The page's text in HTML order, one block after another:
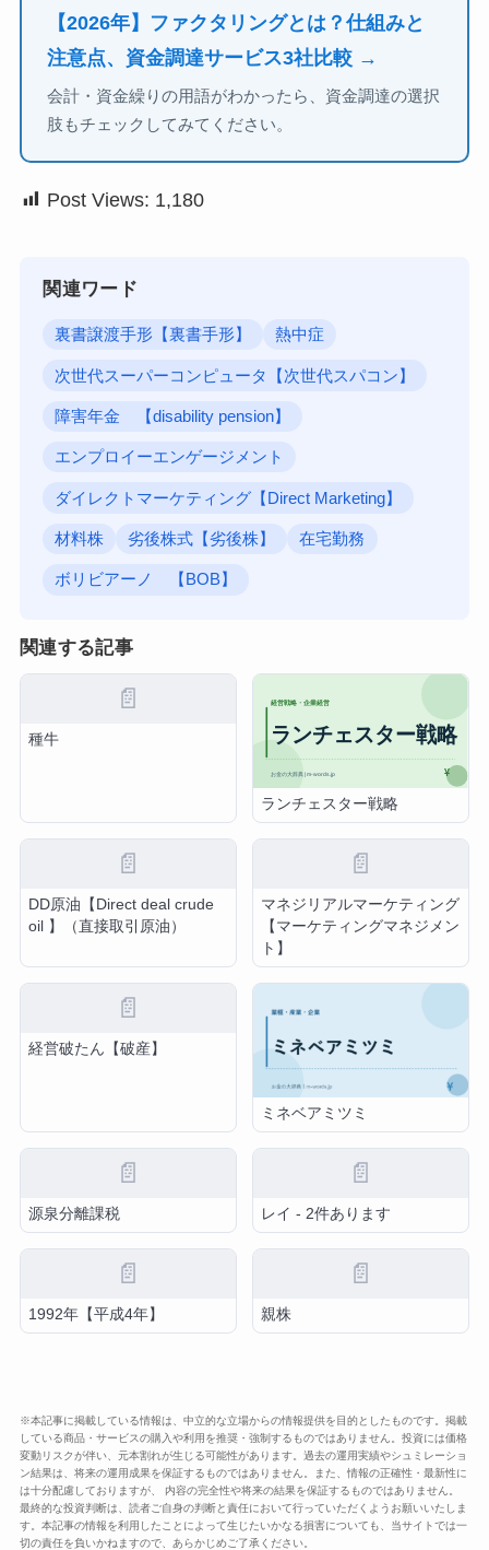
【2026年】ファクタリングとは？仕組みと
注意点、資金調達サービス3社比較 →
会計・資金繰りの用語がわかったら、資金調達の選択
肢もチェックしてみてください。
Post Views: 1,180
関連ワード
裏書譲渡手形【裏書手形】 熱中症
次世代スーパーコンピュータ【次世代スパコン】
障害年金 【disability pension】
エンプロイーエンゲージメント
ダイレクトマーケティング【Direct Marketing】
材料株 劣後株式【劣後株】 在宅勤務
ボリビアーノ 【BOB】
関連する記事
📄
種牛
ランチェスター戦略
📄
DD原油【Direct deal crude
oil 】（直接取引原油）
📄
マネジリアルマーケティング
【マーケティングマネジメン
ト】
📄
経営破たん【破産】
ミネベアミツミ
📄
源泉分離課税
📄
レイ - 2件あります
📄
1992年【平成4年】
📄
親株
※本記事に掲載している情報は、中立的な立場からの情報提供を目的としたものです。掲載
している商品・サービスの購入や利用を推奨・強制するものではありません。投資には価格
変動リスクが伴い、元本割れが生じる可能性があります。過去の運用実績やシュミレーショ
ン結果は、将来の運用成果を保証するものではありません。また、情報の正確性・最新性に
は十分配慮しておりますが、 内容の完全性や将来の結果を保証するものではありません。
最終的な投資判断は、読者ご自身の判断と責任において行っていただくようお願いいたしま
す。本記事の情報を利用したことによって生じたいかなる損害についても、当サイトでは一
切の責任を負いかねますので、あらかじめご了承ください。